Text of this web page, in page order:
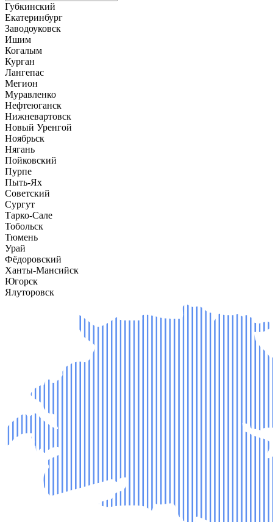
Губкинский
Екатеринбург
Заводоуковск
Ишим
Когалым
Курган
Лангепас
Мегион
Муравленко
Нефтеюганск
Нижневартовск
Новый Уренгой
Ноябрьск
Нягань
Пойковский
Пурпе
Пыть-Ях
Советский
Сургут
Тарко-Сале
Тобольск
Тюмень
Урай
Фёдоровский
Ханты-Мансийск
Югорск
Ялуторовск